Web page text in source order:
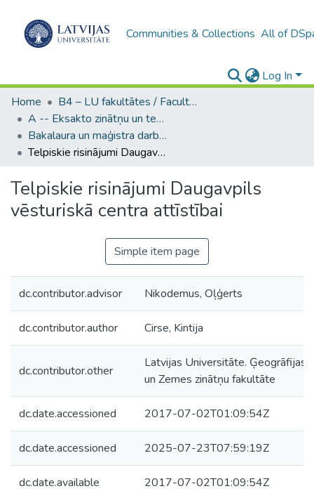
Communities & Collections All of
Log In
Home
B4 – LU fakultātes / Faculties of the UL
A -- Eksakto zinātņu un tehnoloģiju fakultāte / Faculty of Science and Technology
Bakalaura un maģistra darbi (EZTF) / Bachelor's and Master's theses
Telpiskie risinājumi Daugavpils vēsturiskā centra attīstībai
Telpiskie risinājumi Daugavpils
vēsturiskā centra attīstībai
Simple item page
dc.contributor.advisor Nikodemus, Oļģerts
dc.contributor.author Cirse, Kintija
dc.contributor.other
Latvijas Universitāte. Ģeogrāfijas
un Zemes zinātņu fakultāte
dc.date.accessioned 2017-07-02T01:09:54Z
dc.date.accessioned 2025-07-23T07:59:19Z
dc.date.available 2017-07-02T01:09:54Z